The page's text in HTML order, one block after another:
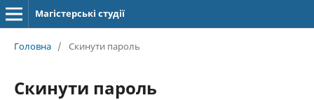
Магістерські студії
Головна / Скинути пароль
Скинути пароль